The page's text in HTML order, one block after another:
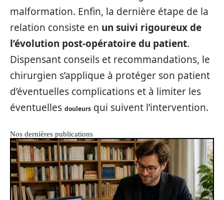
malformation. Enfin, la dernière étape de la
relation consiste en un suivi rigoureux de
l’évolution post-opératoire du patient.
Dispensant conseils et recommandations, le
chirurgien s’applique à protéger son patient
d’éventuelles complications et à limiter les
éventuelles douleurs qui suivent l’intervention.
Nos dernières publications